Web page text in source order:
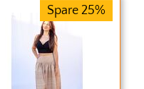
Spare 25%